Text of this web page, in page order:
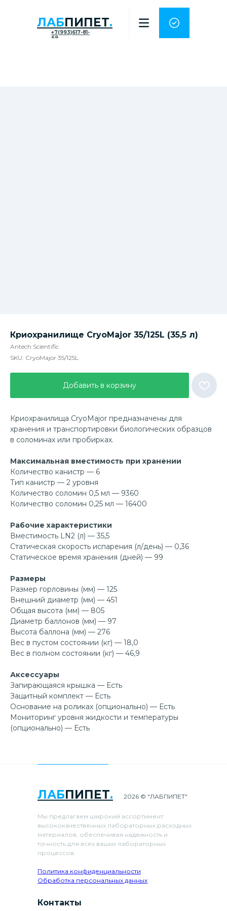
ЛАБПИПЕТ.
+7(993)617-81-
69
Криохранилище CryoMajor 35/125L (35,5 л)
Antech Scientific
SKU: CryoMajor 35/125L
Добавить в корзину
Криохранилища CryoMajor предназначены для
хранения и транспортировки биологических образцов
в соломинах или пробирках.
Максимальная вместимость при хранении
Количество канистр — 6
Тип канистр — 2 уровня
Количество соломин 0,5 мл — 9360
Количество соломин 0,25 мл — 16400
Рабочие характеристики
Вместимость LN2 (л) — 35,5
Статическая скорость испарения (л/день) — 0,36
Статическое время хранения (дней) — 99
Размеры
Размер горловины (мм) — 125
Внешний диаметр (мм) — 451
Общая высота (мм) — 805
Диаметр баллонов (мм) — 97
Высота баллона (мм) — 276
Вес в пустом состоянии (кг) — 18,0
Вес в полном состоянии (кг) — 46,9
Аксессуары
Запирающаяся крышка — Есть
Защитный комплект — Есть
Основание на роликах (опционально) — Есть
Мониторинг уровня жидкости и температуры
(опционально) — Есть
ЛАБПИПЕТ.
Мы предлагаем широкий ассортимент
высококачественных лабораторных расходных
материалов, обеспечивая надежность и
точность для всех ваших лабораторных
процессов.
Политика конфиденциальности
Обработка персональных данных
2026 © "ЛАБПИПЕТ"
Контакты